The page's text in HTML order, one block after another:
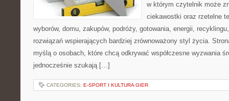
w którym czytelnik może
ciekawostki oraz rzetelne
wyborów, domu, zakupów, podróży, gotowania, energii,
rozwiązań wspierających bardziej zrównoważony styl życia.
myślą o osobach, które chcą odkrywać współczesne wyzwania
jednocześnie szukają […]
CATEGORIES: E-SPORT I KULTURA GIER